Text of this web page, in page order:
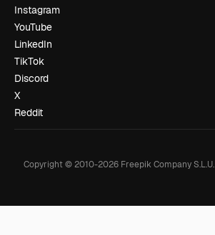
Instagram
YouTube
LinkedIn
TikTok
Discord
X
Reddit
Copyright © 2010-2026Freepik Company S.L.U.